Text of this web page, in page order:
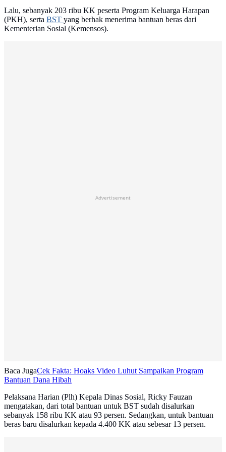
Lalu, sebanyak 203 ribu KK peserta Program Keluarga Harapan
(PKH), serta BST yang berhak menerima bantuan beras dari
Kementerian Sosial (Kemensos).
Advertisement
Baca JugaCek Fakta: Hoaks Video Luhut Sampaikan Program
Bantuan Dana Hibah
Pelaksana Harian (Plh) Kepala Dinas Sosial, Ricky Fauzan
mengatakan, dari total bantuan untuk BST sudah disalurkan
sebanyak 158 ribu KK atau 93 persen. Sedangkan, untuk bantuan
beras baru disalurkan kepada 4.400 KK atau sebesar 13 persen.